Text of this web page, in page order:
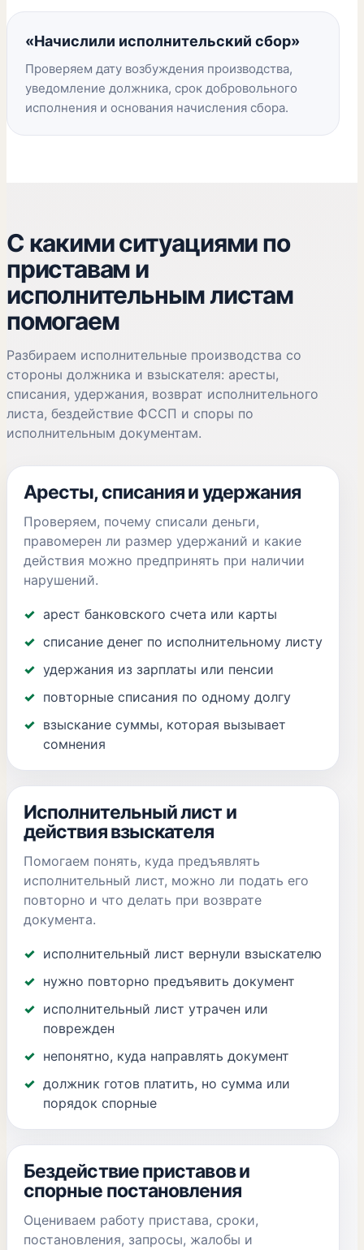
«Начислили исполнительский сбор»
Проверяем дату возбуждения производства,
уведомление должника, срок добровольного
исполнения и основания начисления сбора.
С какими ситуациями по
приставам и
исполнительным листам
помогаем
Разбираем исполнительные производства со
стороны должника и взыскателя: аресты,
списания, удержания, возврат исполнительного
листа, бездействие ФССП и споры по
исполнительным документам.
Аресты, списания и удержания
Проверяем, почему списали деньги,
правомерен ли размер удержаний и какие
действия можно предпринять при наличии
нарушений.
арест банковского счета или карты
списание денег по исполнительному листу
удержания из зарплаты или пенсии
повторные списания по одному долгу
взыскание суммы, которая вызывает
сомнения
Исполнительный лист и
действия взыскателя
Помогаем понять, куда предъявлять
исполнительный лист, можно ли подать его
повторно и что делать при возврате
документа.
исполнительный лист вернули взыскателю
нужно повторно предъявить документ
исполнительный лист утрачен или
поврежден
непонятно, куда направлять документ
должник готов платить, но сумма или
порядок спорные
Бездействие приставов и
спорные постановления
Оцениваем работу пристава, сроки,
постановления, запросы, жалобы и